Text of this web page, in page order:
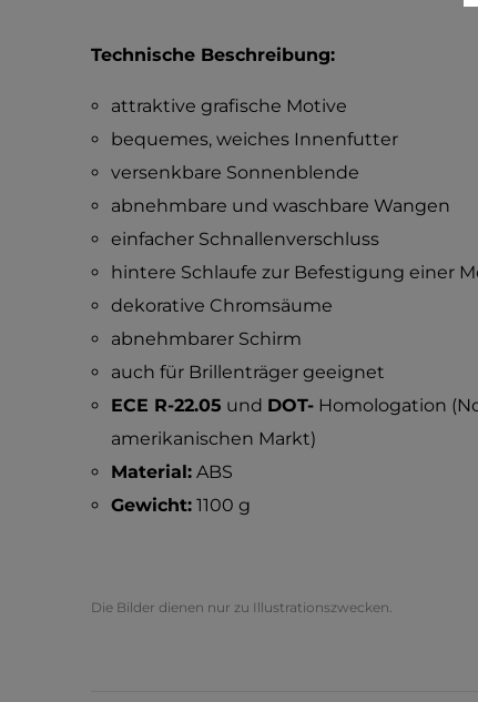
Technische Beschreibung:
attraktive grafische Motive
bequemes, weiches Innenfutter
versenkbare Sonnenblende
abnehmbare und waschbare Wangen
einfacher Schnallenverschluss
hintere Schlaufe zur Befestigung einer
dekorative Chromsäume
abnehmbarer Schirm
auch für Brillenträger geeignet
ECE R-22.05 und DOT-Homologation
amerikanischen Markt)
Material:ABS
Gewicht:1100 g
Die Bilder dienen nur zu Illustrationszwecken.